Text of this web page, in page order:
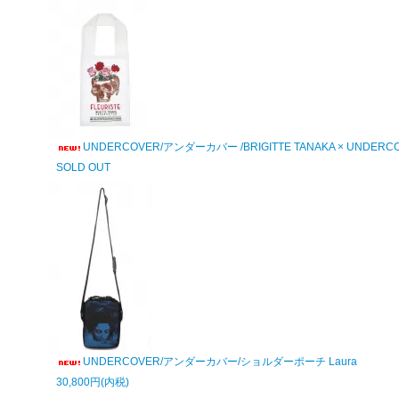
UNDERCOVER/アンダーカバー /BRIGITTE TANAKA ×
SOLD OUT
UNDERCOVER/アンダーカバー/ショルダーポーチ Laura
30,800円(内税)